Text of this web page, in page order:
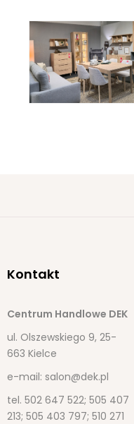
Kontakt
Centrum Handlowe DEK
ul. Olszewskiego 9, 25-
663 Kielce
e-mail: salon@dek.pl
tel. 502 647 522; 505 407
213; 505 403 797; 510 271